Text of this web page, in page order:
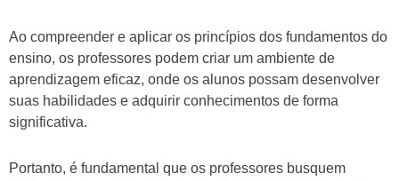
Ao compreender e aplicar os princípios dos fundamentos do
ensino, os professores podem criar um ambiente de
aprendizagem eficaz, onde os alunos possam desenvolver
suas habilidades e adquirir conhecimentos de forma
significativa.
Portanto, é fundamental que os professores busquem